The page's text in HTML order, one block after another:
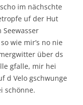
im nächschte
uf der Hut
wie mir’s no nie
über ds
gfalle, mir hei
d Velo gschwunge
schönne.